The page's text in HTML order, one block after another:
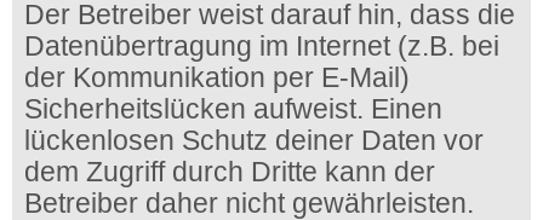
Der Betreiber weist darauf hin, dass die
Datenübertragung im Internet (z.B. bei
der Kommunikation per E-Mail)
Sicherheitslücken aufweist. Einen
lückenlosen Schutz deiner Daten vor
dem Zugriff durch Dritte kann der
Betreiber daher nicht gewährleisten.